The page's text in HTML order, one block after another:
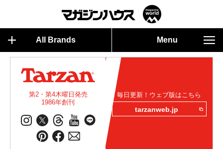
All Brands Menu
第2・第4木曜日発売
1986年創刊
毎日更新！ウェブ版はこちら
tarzanweb.jp